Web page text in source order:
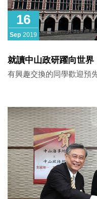
16
Sep 2019
就讀中山政研躍向世界
有興趣交換的同學歡迎預